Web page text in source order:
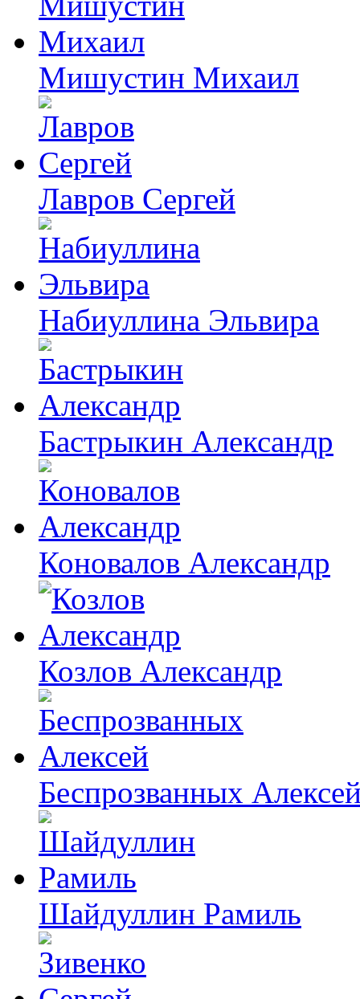
Мишустин Михаил
Лавров Сергей
Набиуллина Эльвира
Бастрыкин Александр
Коновалов Александр
Козлов Александр
Беспрозванных
Шайдуллин Рамиль